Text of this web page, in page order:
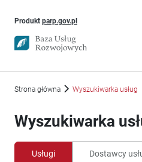
Produkt parp.gov.plUwaga, link otworzy
Strona główna Wyszukiwarka usług
Wyszukiwarka
Usługi Dostawcy